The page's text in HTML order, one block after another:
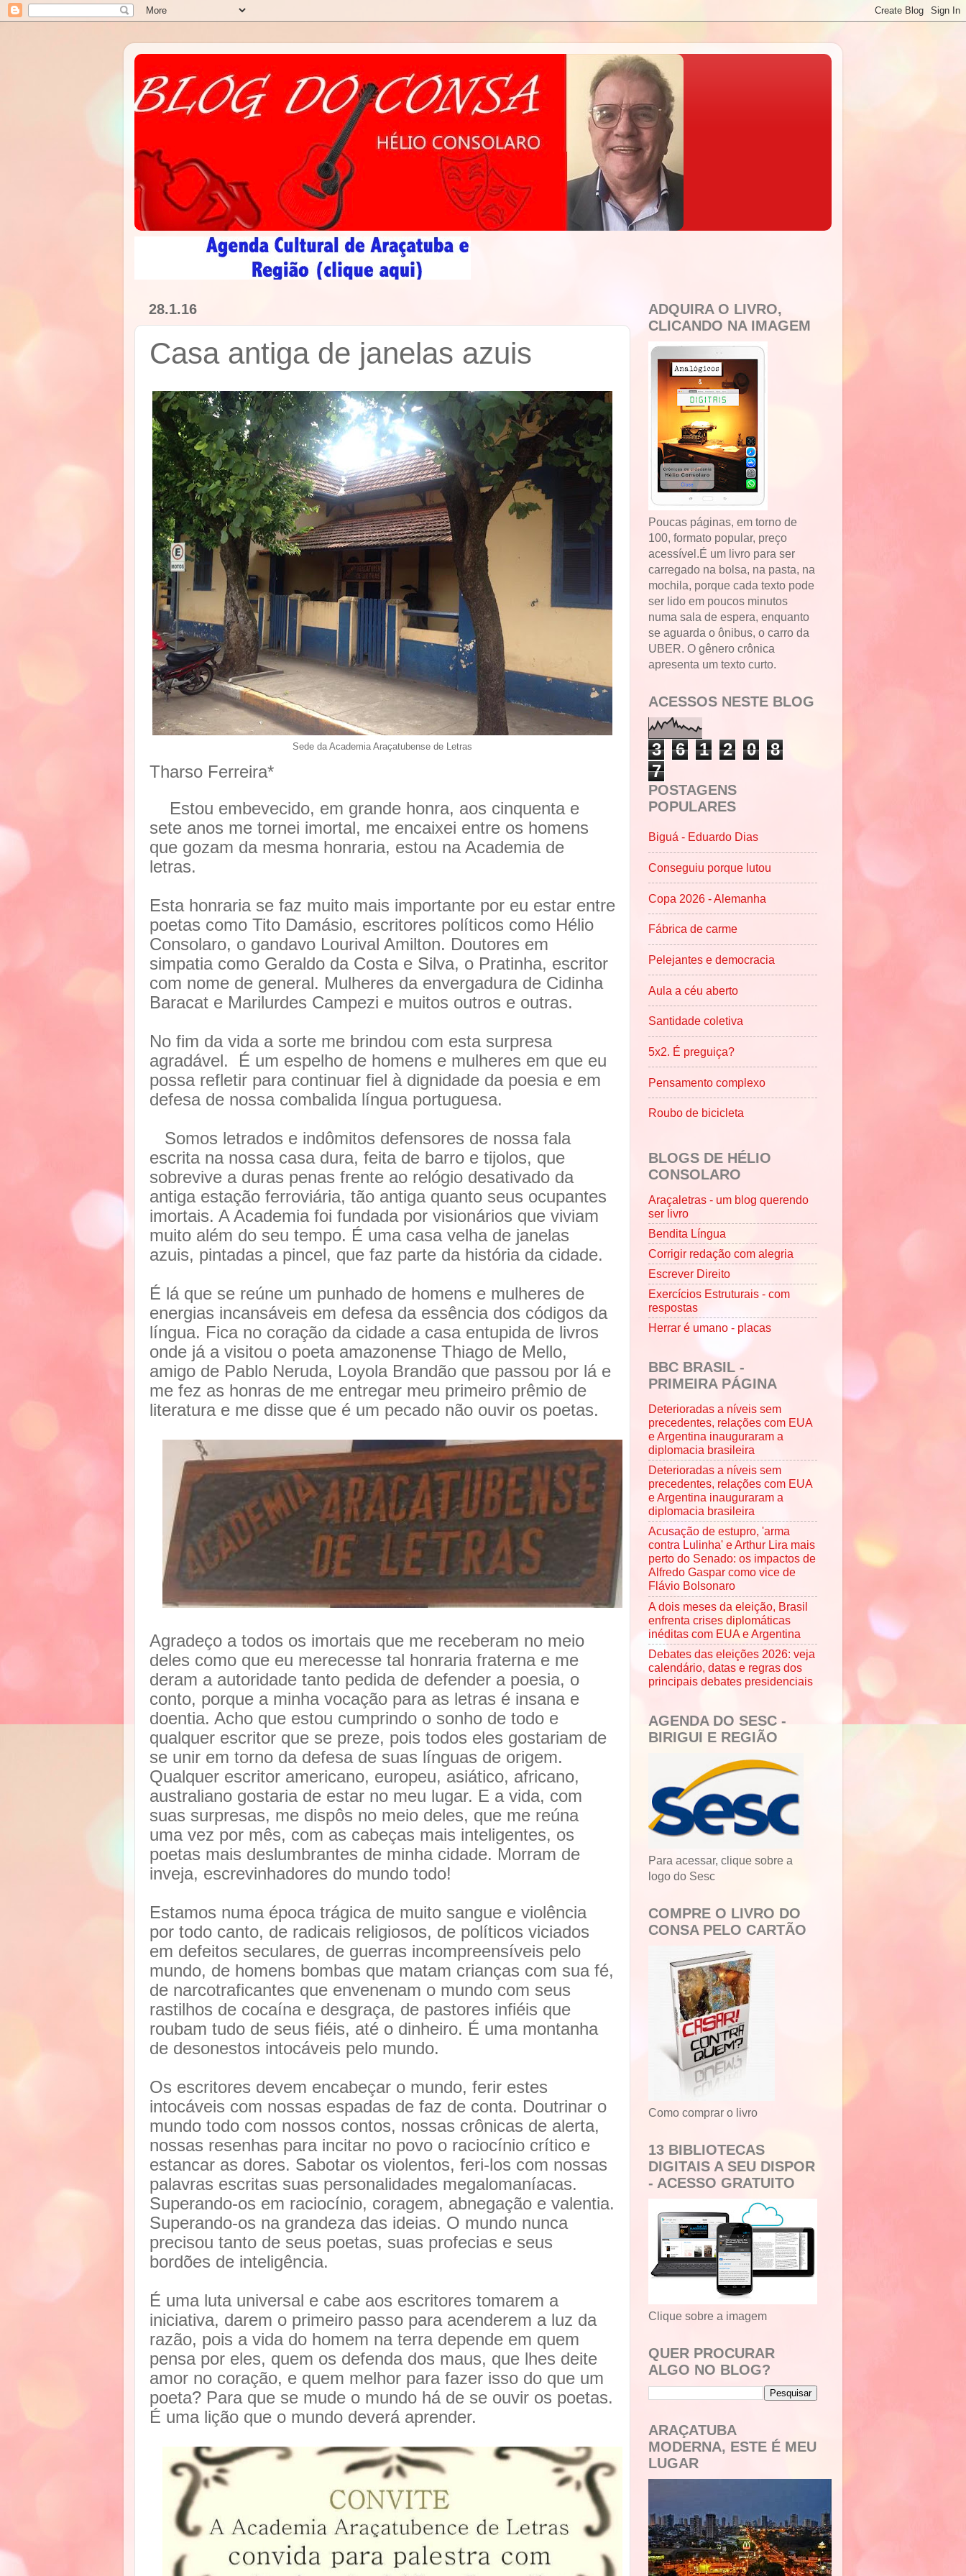
28.1.16
Casa antiga de janelas azuis
Sede da Academia Araçatubense de Letras
Tharso Ferreira*
Estou embevecido, em grande honra, aos cinquenta e
sete anos me tornei imortal, me encaixei entre os homens
que gozam da mesma honraria, estou na Academia de
letras.
Esta honraria se faz muito mais importante por eu estar entre
poetas como Tito Damásio, escritores políticos como Hélio
Consolaro, o gandavo Lourival Amilton. Doutores em
simpatia como Geraldo da Costa e Silva, o Pratinha, escritor
com nome de general. Mulheres da envergadura de Cidinha
Baracat e Marilurdes Campezi e muitos outros e outras.
No fim da vida a sorte me brindou com esta surpresa
agradável. É um espelho de homens e mulheres em que eu
possa refletir para continuar fiel à dignidade da poesia e em
defesa de nossa combalida língua portuguesa.
Somos letrados e indômitos defensores de nossa fala
escrita na nossa casa dura, feita de barro e tijolos, que
sobrevive a duras penas frente ao relógio desativado da
antiga estação ferroviária, tão antiga quanto seus ocupantes
imortais. A Academia foi fundada por visionários que viviam
muito além do seu tempo. É uma casa velha de janelas
azuis, pintadas a pincel, que faz parte da história da cidade.
É lá que se reúne um punhado de homens e mulheres de
energias incansáveis em defesa da essência dos códigos da
língua. Fica no coração da cidade a casa entupida de livros
onde já a visitou o poeta amazonense Thiago de Mello,
amigo de Pablo Neruda, Loyola Brandão que passou por lá e
me fez as honras de me entregar meu primeiro prêmio de
literatura e me disse que é um pecado não ouvir os poetas.
Agradeço a todos os imortais que me receberam no meio
deles como que eu merecesse tal honraria fraterna e me
deram a autoridade tanto pedida de defender a poesia, o
conto, porque a minha vocação para as letras é insana e
doentia. Acho que estou cumprindo o sonho de todo e
qualquer escritor que se preze, pois todos eles gostariam de
se unir em torno da defesa de suas línguas de origem.
Qualquer escritor americano, europeu, asiático, africano,
australiano gostaria de estar no meu lugar. E a vida, com
suas surpresas, me dispôs no meio deles, que me reúna
uma vez por mês, com as cabeças mais inteligentes, os
poetas mais deslumbrantes de minha cidade. Morram de
inveja, escrevinhadores do mundo todo!
Estamos numa época trágica de muito sangue e violência
por todo canto, de radicais religiosos, de políticos viciados
em defeitos seculares, de guerras incompreensíveis pelo
mundo, de homens bombas que matam crianças com sua fé,
de narcotraficantes que envenenam o mundo com seus
rastilhos de cocaína e desgraça, de pastores infiéis que
roubam tudo de seus fiéis, até o dinheiro. É uma montanha
de desonestos intocáveis pelo mundo.
Os escritores devem encabeçar o mundo, ferir estes
intocáveis com nossas espadas de faz de conta. Doutrinar o
mundo todo com nossos contos, nossas crônicas de alerta,
nossas resenhas para incitar no povo o raciocínio crítico e
estancar as dores. Sabotar os violentos, feri-los com nossas
palavras escritas suas personalidades megalomaníacas.
Superando-os em raciocínio, coragem, abnegação e valentia.
Superando-os na grandeza das ideias. O mundo nunca
precisou tanto de seus poetas, suas profecias e seus
bordões de inteligência.
É uma luta universal e cabe aos escritores tomarem a
iniciativa, darem o primeiro passo para acenderem a luz da
razão, pois a vida do homem na terra depende em quem
pensa por eles, quem os defenda dos maus, que lhes deite
amor no coração, e quem melhor para fazer isso do que um
poeta? Para que se mude o mundo há de se ouvir os poetas.
É uma lição que o mundo deverá aprender.
ADQUIRA O LIVRO,
CLICANDO NA IMAGEM
Poucas páginas, em torno de
100, formato popular, preço
acessível.É um livro para ser
carregado na bolsa, na pasta, na
mochila, porque cada texto pode
ser lido em poucos minutos
numa sala de espera, enquanto
se aguarda o ônibus, o carro da
UBER. O gênero crônica
apresenta um texto curto.
ACESSOS NESTE BLOG
3 6 1 2 0
8
7
POSTAGENS
POPULARES
Biguá - Eduardo Dias
Conseguiu porque lutou
Copa 2026 - Alemanha
Fábrica de carme
Pelejantes e democracia
Aula a céu aberto
Santidade coletiva
5x2. É preguiça?
Pensamento complexo
Roubo de bicicleta
BLOGS DE HÉLIO
CONSOLARO
Araçaletras - um blog querendo
ser livro
Bendita Língua
Corrigir redação com alegria
Escrever Direito
Exercícios Estruturais - com
respostas
Herrar é umano - placas
BBC BRASIL -
PRIMEIRA PÁGINA
Deterioradas a níveis sem
precedentes, relações com EUA
e Argentina inauguraram a
diplomacia brasileira
Deterioradas a níveis sem
precedentes, relações com EUA
e Argentina inauguraram a
diplomacia brasileira
Acusação de estupro, 'arma
contra Lulinha' e Arthur Lira mais
perto do Senado: os impactos de
Alfredo Gaspar como vice de
Flávio Bolsonaro
A dois meses da eleição, Brasil
enfrenta crises diplomáticas
inéditas com EUA e Argentina
Debates das eleições 2026: veja
calendário, datas e regras dos
principais debates presidenciais
AGENDA DO SESC -
BIRIGUI E REGIÃO
Para acessar, clique sobre a
logo do Sesc
COMPRE O LIVRO DO
CONSA PELO CARTÃO
Como comprar o livro
13 BIBLIOTECAS
DIGITAIS A SEU DISPOR
- ACESSO GRATUITO
Clique sobre a imagem
QUER PROCURAR
ALGO NO BLOG?
ARAÇATUBA
MODERNA, ESTE É MEU
LUGAR